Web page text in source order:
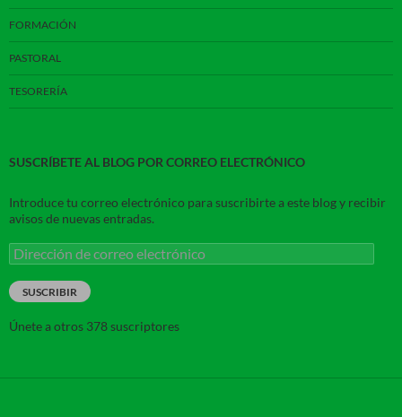
FORMACIÓN
PASTORAL
TESORERÍA
SUSCRÍBETE AL BLOG POR CORREO ELECTRÓNICO
Introduce tu correo electrónico para suscribirte a este blog y recibir
avisos de nuevas entradas.
Dirección
de
correo
electrónico
SUSCRIBIR
Únete a otros 378 suscriptores